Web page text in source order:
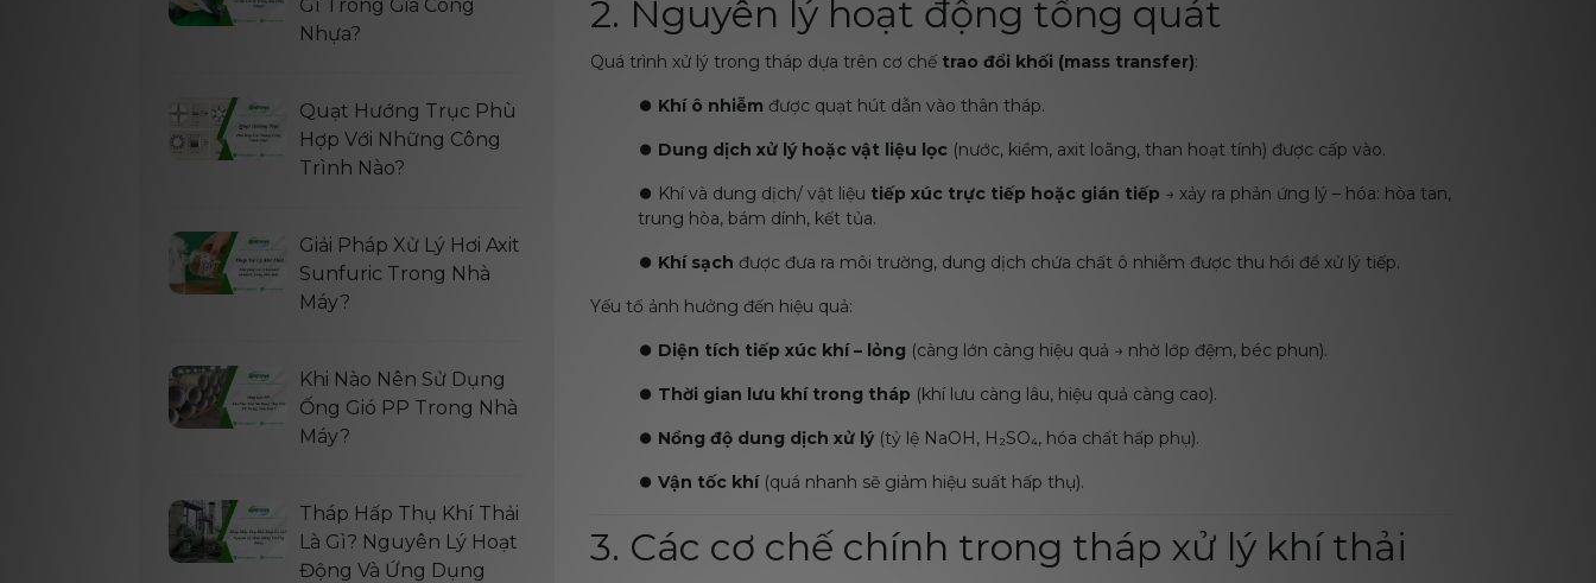
2. Nguyên lý hoạt động tổng quát
Quá trình xử lý trong tháp dựa trên cơ chế trao đổi khối (mass transfer):
⏺️ Khí ô nhiễm được quạt hút dẫn vào thân tháp.
⏺️ Dung dịch xử lý hoặc vật liệu lọc (nước, kiềm, axit loãng, than hoạt tính) được cấp vào.
⏺️ Khí và dung dịch/ vật liệu tiếp xúc trực tiếp hoặc gián tiếp → xảy ra phản ứng lý – hóa: hòa tan,
trung hòa, bám dính, kết tủa.
⏺️ Khí sạch được đưa ra môi trường, dung dịch chứa chất ô nhiễm được thu hồi để xử lý tiếp.
Yếu tố ảnh hưởng đến hiệu quả:
⏺️ Diện tích tiếp xúc khí – lỏng (càng lớn càng hiệu quả → nhờ lớp đệm, béc phun).
⏺️ Thời gian lưu khí trong tháp (khí lưu càng lâu, hiệu quả càng cao).
⏺️ Nồng độ dung dịch xử lý(tỷ lệ NaOH, H₂SO₄, hóa chất hấp phụ).
⏺️ Vận tốc khí(quá nhanh sẽ giảm hiệu suất hấp thụ).
3. Các cơ chế chính trong tháp xử lý khí thải
Gì Trong Gia Công
Nhựa?
Quạt Hướng Trục Phù
Hợp Với Những Công
Trình Nào?
Giải Pháp Xử Lý Hơi Axit
Sunfuric Trong Nhà
Máy?
Khi Nào Nên Sử Dụng
Ống Gió PP Trong Nhà
Máy?
Tháp Hấp Thụ Khí Thải
Là Gì? Nguyên Lý Hoạt
Động Và Ứng Dụng